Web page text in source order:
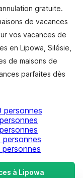
gratuite.
de vacances
vos vacances de
en Lipowa, Silésie,
de maisons de
parfaites dès
personnes
à Lipowa